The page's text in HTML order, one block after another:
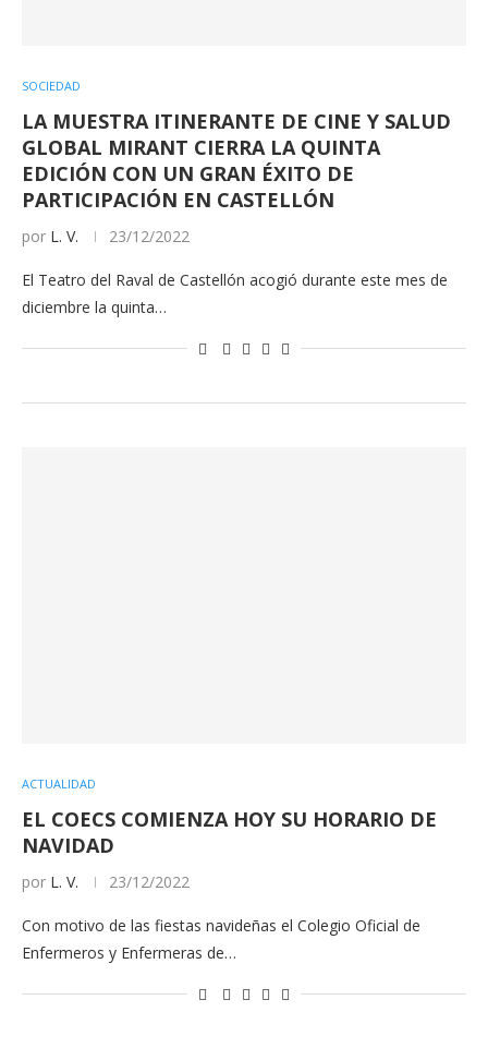
SOCIEDAD
LA MUESTRA ITINERANTE DE CINE Y SALUD
GLOBAL MIRANT CIERRA LA QUINTA
EDICIÓN CON UN GRAN ÉXITO DE
PARTICIPACIÓN EN CASTELLÓN
por L. V. 23/12/2022
El Teatro del Raval de Castellón acogió durante este mes de
diciembre la quinta…
ACTUALIDAD
EL COECS COMIENZA HOY SU HORARIO DE
NAVIDAD
por L. V. 23/12/2022
Con motivo de las fiestas navideñas el Colegio Oficial de
Enfermeros y Enfermeras de…